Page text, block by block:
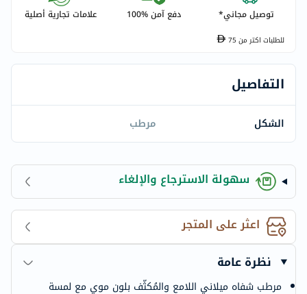
توصيل مجاني* دفع آمن %100 علامات تجارية أصلية
للطلبات اكتر من75
التفاصيل
الشكل مرطب
سهولة الاسترجاع والإلغاء
اعثر على المتجر
نظرة عامة
مرطب شفاه ميلاني اللامع والمُكثّف بلون موي مع لمسة